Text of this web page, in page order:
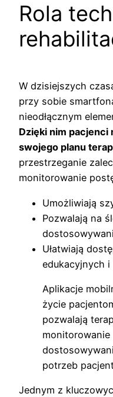
Rola
W dzisiejszych
przy sobie
nieodłącznym
Dzięki nim pacjenci
swojego planu
przestrzeganie
monitorowanie
Umożliwiają
Pozwalają na
Ułatwiają
edukacyjnych i
Aplikacje
życie
pozwalają
potrzeb
Jednym z